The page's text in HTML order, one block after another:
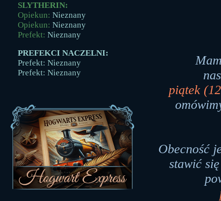
SLYTHERIN:
Opiekun: Nieznany
Opiekun: Nieznany
Prefekt: Nieznany
PREFEKCI NACZELNI:
Prefekt: Nieznany
Prefekt: Nieznany
piątek
Obecność
stawić